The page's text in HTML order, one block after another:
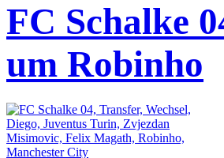
FC Schalke
um Robinho